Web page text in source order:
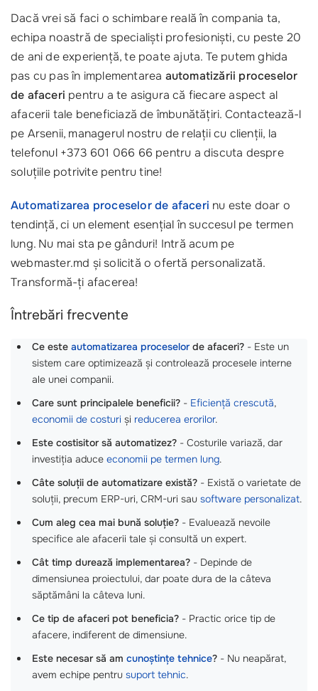
Dacă vrei să faci o schimbare reală în compania ta,
echipa noastră de specialiști profesioniști, cu peste 20
de ani de experiență, te poate ajuta. Te putem ghida
pas cu pas în implementarea automatizării proceselor
de afaceri pentru a te asigura că fiecare aspect al
afacerii tale beneficiază de îmbunătățiri. Contactează-l
pe Arsenii, managerul nostru de relații cu clienții, la
telefonul +373 601 066 66 pentru a discuta despre
soluțiile potrivite pentru tine!
Automatizarea proceselor de afaceri nu este doar o
tendință, ci un element esențial în succesul pe termen
lung. Nu mai sta pe gânduri! Intră acum pe
webmaster.md și solicită o ofertă personalizată.
Transformă-ți afacerea!
Întrebări frecvente
Ce este automatizarea proceselorde afaceri? - Este un
sistem care optimizează și controlează procesele interne
ale unei companii.
Care sunt principalele beneficii? - Eficiență crescută,
economii de costuri și reducerea erorilor.
Este costisitor să automatizez? - Costurile variază, dar
investiția aduce economii pe termen lung.
Câte soluții de automatizare există? - Există o varietate de
soluții, precum ERP-uri, CRM-uri sau software personalizat.
Cum aleg cea mai bună soluție? - Evaluează nevoile
specifice ale afacerii tale și consultă un expert.
Cât timp durează implementarea? - Depinde de
dimensiunea proiectului, dar poate dura de la câteva
săptămâni la câteva luni.
Ce tip de afaceri pot beneficia? - Practic orice tip de
afacere, indiferent de dimensiune.
Este necesar să am cunoștințe tehnice? - Nu neapărat,
avem echipe pentru suport tehnic.